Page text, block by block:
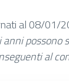
al 08/01/
possono
al